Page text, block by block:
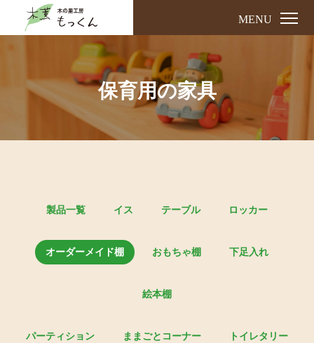
MENU
保育用の家具
製品一覧 イス テーブル ロッカー
オーダーメイド棚 おもちゃ棚 下足入れ
絵本棚
パーティション ままごとコーナー トイレタリー